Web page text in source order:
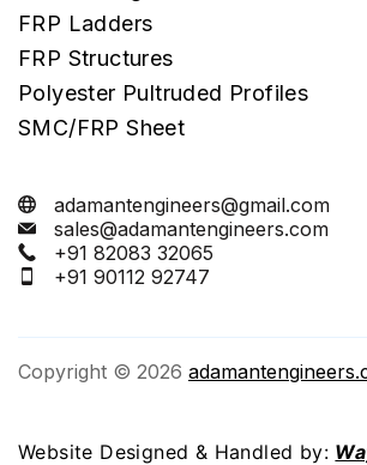
FRP Ladders
FRP Structures
Polyester Pultruded Profiles
SMC/FRP Sheet
adamantengineers@gmail.com
sales@adamantengineers.com
+91 82083 32065
+91 90112 92747
Copyright © 2026
Website Designed & Handled by: